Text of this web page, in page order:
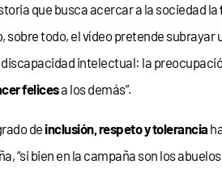
que busca acercar a la sociedad la
sobre todo, el vídeo pretende
intelectual: la
felicesa los demás”.
de inclusión, respeto y tolerancia
“si bien en la campaña son los